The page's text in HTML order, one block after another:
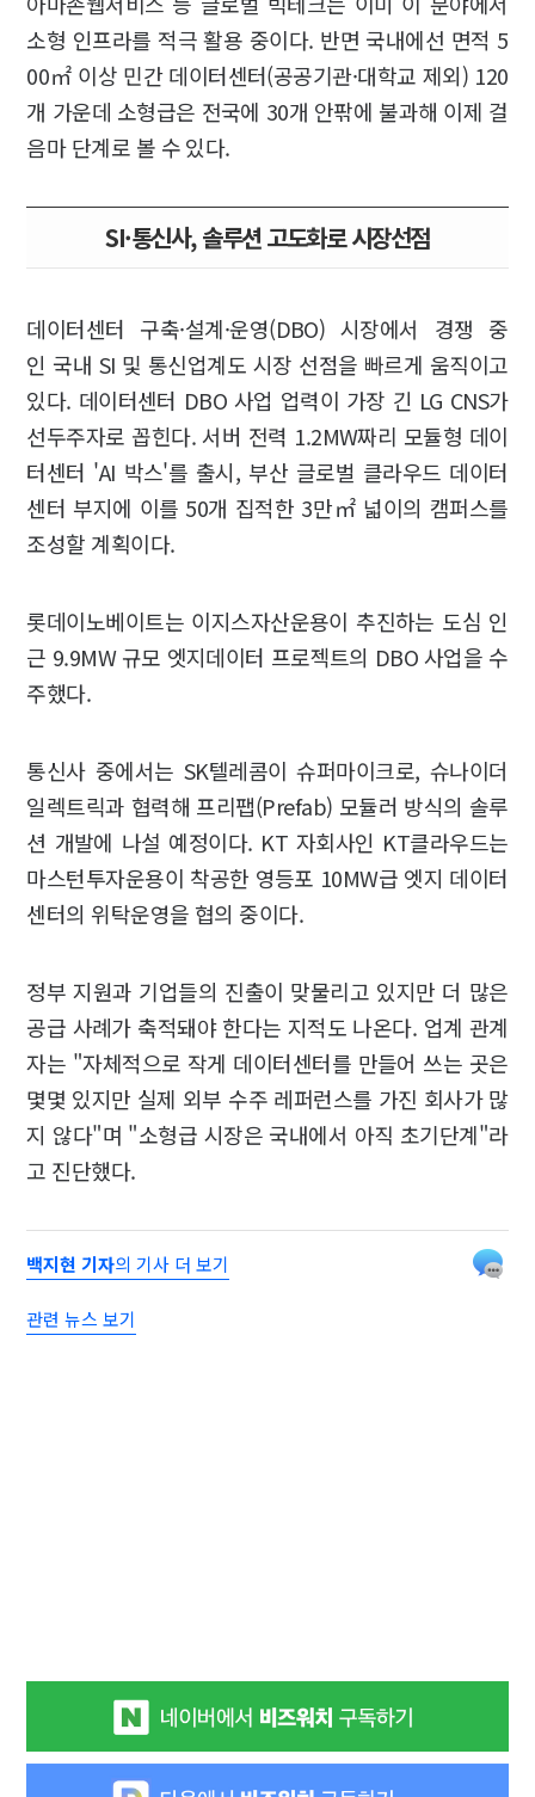
소형 인프라를 적극 활용 중이다. 반면 국내에선 면적 5
00㎡ 이상 민간 데이터센터(공공기관·대학교 제외) 120
개 가운데 소형급은 전국에 30개 안팎에 불과해 이제 걸
음마 단계로 볼 수 있다.
SI·통신사, 솔루션 고도화로 시장선점
데이터센터 구축·설계·운영(DBO) 시장에서 경쟁 중
인 국내 SI 및 통신업계도 시장 선점을 빠르게 움직이고
있다. 데이터센터 DBO 사업 업력이 가장 긴 LG CNS가
선두주자로 꼽힌다. 서버 전력 1.2MW짜리 모듈형 데이
터센터 'AI 박스'를 출시, 부산 글로벌 클라우드 데이터
센터 부지에 이를 50개 집적한 3만㎡ 넓이의 캠퍼스를
조성할 계획이다.
롯데이노베이트는 이지스자산운용이 추진하는 도심 인
근 9.9MW 규모 엣지데이터 프로젝트의 DBO 사업을 수
주했다.
통신사 중에서는 SK텔레콤이 슈퍼마이크로, 슈나이더
일렉트릭과 협력해 프리팹(Prefab) 모듈러 방식의 솔루
션 개발에 나설 예정이다. KT 자회사인 KT클라우드는
마스턴투자운용이 착공한 영등포 10MW급 엣지 데이터
센터의 위탁운영을 협의 중이다.
정부 지원과 기업들의 진출이 맞물리고 있지만 더 많은
공급 사례가 축적돼야 한다는 지적도 나온다. 업계 관계
자는 "자체적으로 작게 데이터센터를 만들어 쓰는 곳은
몇몇 있지만 실제 외부 수주 레퍼런스를 가진 회사가 많
지 않다"며 "소형급 시장은 국내에서 아직 초기단계"라
고 진단했다.
백지현 기자의 기사 더 보기
관련 뉴스 보기